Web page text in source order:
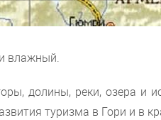
влажный.
долины, реки, озера и
туризма в Гори и в